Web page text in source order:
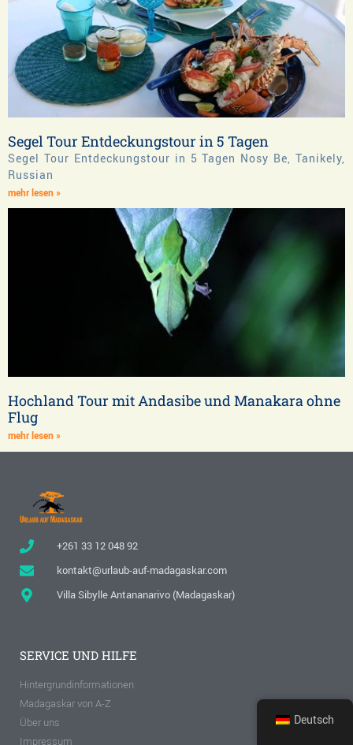
Segel Tour Entdeckungstour in 5 Tagen
Segel Tour Entdeckungstour in 5 Tagen Nosy Be, Tanikely,
Russian
mehr lesen »
Hochland Tour mit Andasibe und Manakara ohne
Flug
mehr lesen »
+261 33 12 048 92
kontakt@urlaub-auf-madagaskar.com
Villa Sibylle Antananarivo (Madagaskar)
SERVICE UND HILFE
Hintergrundinformationen
Madagaskar von A-Z
Über uns
Impressum
Deutsch